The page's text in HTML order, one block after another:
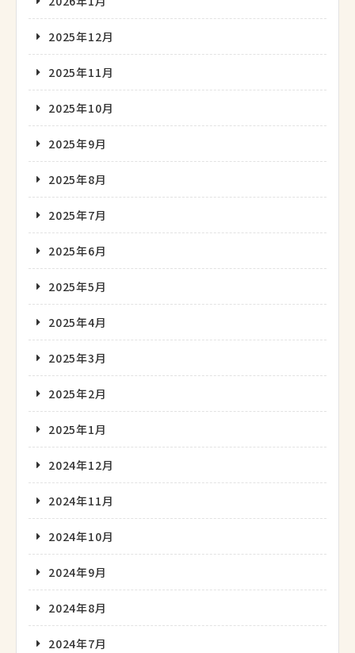
2025年12月
2025年11月
2025年10月
2025年9月
2025年8月
2025年7月
2025年6月
2025年5月
2025年4月
2025年3月
2025年2月
2025年1月
2024年12月
2024年11月
2024年10月
2024年9月
2024年8月
2024年7月